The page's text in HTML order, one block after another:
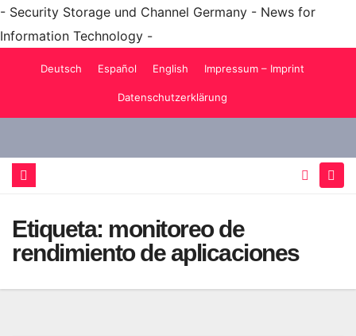
- Security Storage und Channel Germany - News for
Information Technology -
Deutsch Español English Impressum – Imprint
Datenschutzerklärung
Etiqueta: monitoreo de
rendimiento de aplicaciones